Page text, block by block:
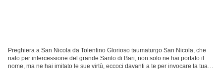
Preghiera a San Nicola da Tolentino Glorioso taumaturgo San Nicola, che
nato per intercessione del grande Santo di Bari, non solo ne hai portato il
nome, ma ne hai imitato le sue virtù, eccoci davanti a te per invocare la tua